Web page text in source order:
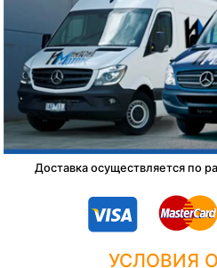
Доставка осуществляется по
УСЛОВИЯ